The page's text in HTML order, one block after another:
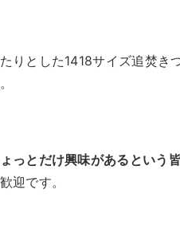
りとした1418サイズ追焚き
っとだけ興味があるという
迎です。